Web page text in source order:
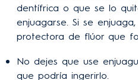
dentífrica o que se lo
enjuagarse. Si se
protectora de flúor que
No dejes que use
que podría ingerirlo.